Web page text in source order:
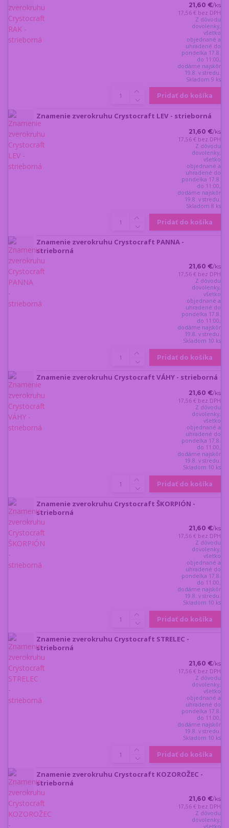
21,60 €/ks
17,56 € bez DPH
Z dôvodu
dovolenky,
všetko
objednané a
uhradené do
pondelka 17.8.
do 11:00,
dodáme najskôr
19.8. v stredu.
Skladom 9 ks
Pridať do košíka
Znamenie zverokruhu Crystocraft LEV - strieborná
21,60 €/ks
17,56 € bez DPH
Z dôvodu
dovolenky,
všetko
objednané a
uhradené do
pondelka 17.8.
do 11:00,
dodáme najskôr
19.8. v stredu.
Skladom 8 ks
Pridať do košíka
Znamenie zverokruhu Crystocraft PANNA -
strieborná
21,60 €/ks
17,56 € bez DPH
Z dôvodu
dovolenky,
všetko
objednané a
uhradené do
pondelka 17.8.
do 11:00,
dodáme najskôr
19.8. v stredu.
Skladom 10 ks
Pridať do košíka
Znamenie zverokruhu Crystocraft VÁHY - strieborná
21,60 €/ks
17,56 € bez DPH
Z dôvodu
dovolenky,
všetko
objednané a
uhradené do
pondelka 17.8.
do 11:00,
dodáme najskôr
19.8. v stredu.
Skladom 10 ks
Pridať do košíka
Znamenie zverokruhu Crystocraft ŠKORPIÓN -
strieborná
21,60 €/ks
17,56 € bez DPH
Z dôvodu
dovolenky,
všetko
objednané a
uhradené do
pondelka 17.8.
do 11:00,
dodáme najskôr
19.8. v stredu.
Skladom 10 ks
Pridať do košíka
Znamenie zverokruhu Crystocraft STRELEC -
strieborná
21,60 €/ks
17,56 € bez DPH
Z dôvodu
dovolenky,
všetko
objednané a
uhradené do
pondelka 17.8.
do 11:00,
dodáme najskôr
19.8. v stredu.
Skladom 10 ks
Pridať do košíka
Znamenie zverokruhu Crystocraft KOZOROŽEC -
strieborná
21,60 €/ks
17,56 € bez DPH
Z dôvodu
dovolenky,
všetko